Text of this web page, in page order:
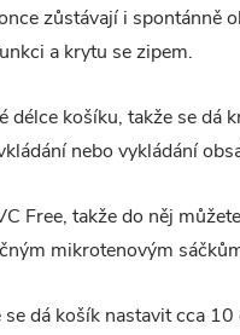
zůstávají i spontánně
a krytu se zipem.
délce košíku, takže se dá
nebo vykládání
Free, takže do něj
mikrotenovým
dá košík nastavit cca